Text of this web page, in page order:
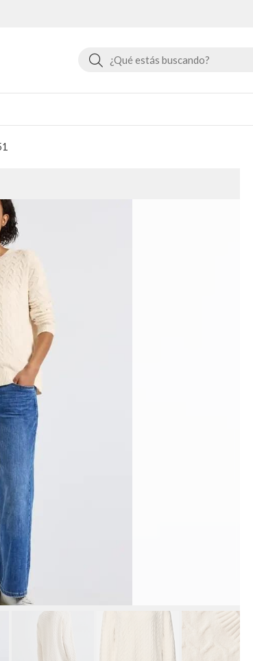
Buscar